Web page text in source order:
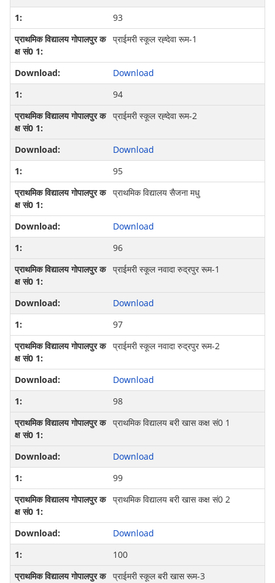
93
प्राईमरी स्कूल रह्देवा रूम-1
Download
94
प्राईमरी स्कूल रह्देवा रूम-2
Download
95
प्राथमिक विद्यालय सैजना मधु
Download
96
प्राईमरी स्कूल नवादा रुद्रपुर रूम-1
Download
97
प्राईमरी स्कूल नवादा रुद्रपुर रूम-2
Download
98
प्राथमिक विद्यालय बरी खास कक्ष सं0 1
Download
99
प्राथमिक विद्यालय बरी खास कक्ष सं0 2
Download
100
प्राईमरी स्कूल बरी खास रूम-3